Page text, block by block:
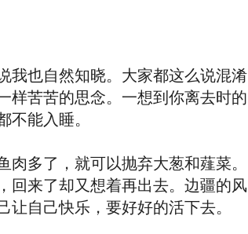
也自然知晓。大家都这么说混淆
样苦苦的思念。一想到你离去时的
能入睡。
多了，就可以抛弃大葱和薤菜。
回来了却又想着再出去。边疆的风
自己快乐，要好好的活下去。